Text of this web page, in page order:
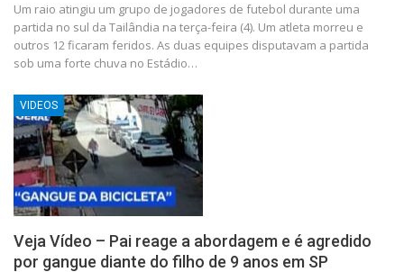
Um raio atingiu um grupo de jogadores de futebol durante uma
partida no sul da Tailândia na terça-feira (4). Um atleta morreu e
outros 12 ficaram feridos. As duas equipes disputavam a partida
sob uma forte chuva no Estádio…
VIDEOS
Veja Vídeo – Pai reage a abordagem e é agredido
por gangue diante do filho de 9 anos em SP